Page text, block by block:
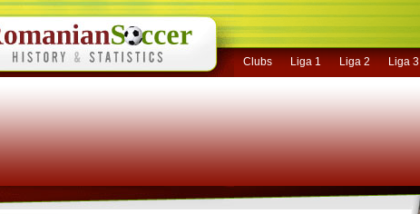
Clubs Liga 1 Liga 2 Liga 3